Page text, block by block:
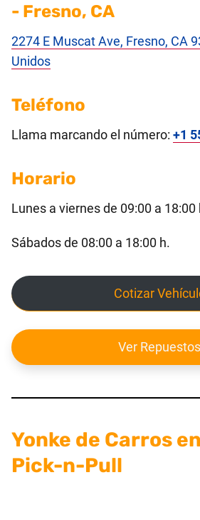
- Fresno, CA
2274 E Muscat Ave, Fresno, CA
Unidos
Teléfono
Llama marcando el número: +1
Horario
Lunes a viernes de 09:00 a 18:00
Sábados de 08:00 a 18:00 h.
Cotizar
Ver Repuestos
Yonke de Carros
Pick-n-Pull